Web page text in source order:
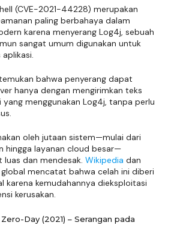
(CVE-2021-44228) merupakan
paling berbahaya dalam
karena menyerang Log4j, sebuah
sangat umum digunakan untuk
bahwa penyerang dapat
hanya dengan mengirimkan teks
menggunakan Log4j, tanpa perlu
oleh jutaan sistem—mulai dari
hingga layanan cloud besar—
dan mendesak. Wikipedia dan
mencatat bahwa celah ini diberi
karena kemudahannya dieksploitasi
kerusakan.
Day (2021) – Serangan pada